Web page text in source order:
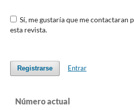
Sí, me gustaría que me contactaran para revisar artículos de
esta revista.
Registrarse Entrar
Número actual